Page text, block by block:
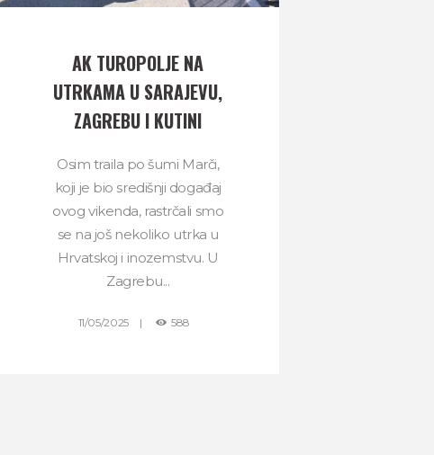
AK TUROPOLJE NA
UTRKAMA U SARAJEVU,
ZAGREBU I KUTINI
Osim traila po šumi Marči,
koji je bio središnji događaj
ovog vikenda, rastrčali smo
se na još nekoliko utrka u
Hrvatskoj i inozemstvu. U
Zagrebu...
11/05/2025 588